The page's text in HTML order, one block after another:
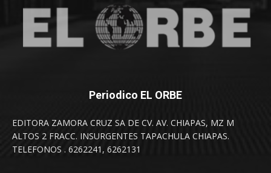
Periodico EL ORBE
EDITORA ZAMORA CRUZ SA DE CV. AV. CHIAPAS, MZ M
ALTOS 2 FRACC. INSURGENTES TAPACHULA CHIAPAS.
TELEFONOS . 6262241, 6262131